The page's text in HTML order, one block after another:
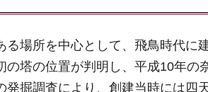
る場所を中心として、飛鳥時代に
の塔の位置が判明し、平成10年
発掘調査により、創建当時には四